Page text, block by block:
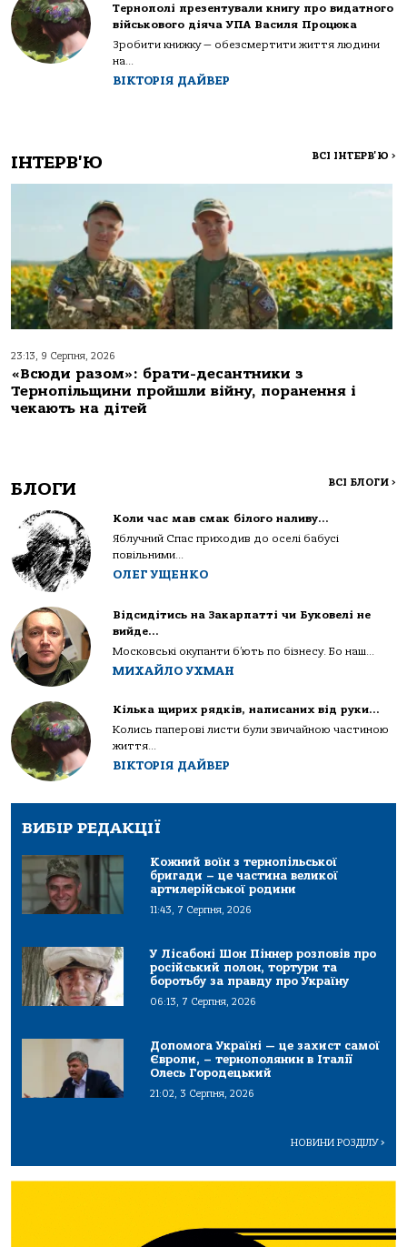
Тернополі презентували книгу про видатного
військового діяча УПА Василя Процюка
Зробити книжку — обезсмертити життя людини
на...
ВІКТОРІЯ ДАЙВЕР
ІНТЕРВ'Ю ВСІ ІНТЕРВ'Ю >
23:13, 9 Серпня, 2026
«Всюди разом»: брати-десантники з
Тернопільщини пройшли війну, поранення і
чекають на дітей
БЛОГИ ВСІ БЛОГИ >
Коли час мав смак білого наливу…
Яблучний Спас приходив до оселі бабусі
повільними...
ОЛЕГ УЩЕНКО
Відсидітись на Закарпатті чи Буковелі не
вийде…
Московські окупанти б’ють по бізнесу. Бо наш...
МИХАЙЛО УХМАН
Кілька щирих рядків, написаних від руки…
Колись паперові листи були звичайною частиною
життя...
ВІКТОРІЯ ДАЙВЕР
ВИБІР РЕДАКЦІЇ
Кожний воїн з тернопільської
бригади – це частина великої
артилерійської родини
11:43, 7 Серпня, 2026
У Лісабоні Шон Піннер розповів про
російський полон, тортури та
боротьбу за правду про Україну
06:13, 7 Серпня, 2026
Допомога Україні — це захист самої
Європи, – тернополянин в Італії
Олесь Городецький
21:02, 3 Серпня, 2026
НОВИНИ РОЗДІЛУ>